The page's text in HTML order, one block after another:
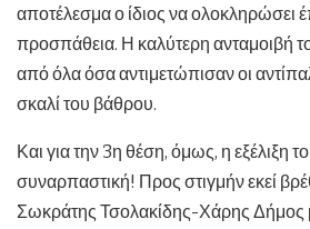
αποτέλεσμα ο ίδιος να ολοκληρώσει
προσπάθεια. Η καλύτερη ανταμοιβή
από όλα όσα αντιμετώπισαν οι
σκαλί του βάθρου.
Και για την 3η θέση, όμως, η εξέλιξη
συναρπαστική! Προς στιγμήν εκεί
Σωκράτης Τσολακίδης-Χάρης Δήμος